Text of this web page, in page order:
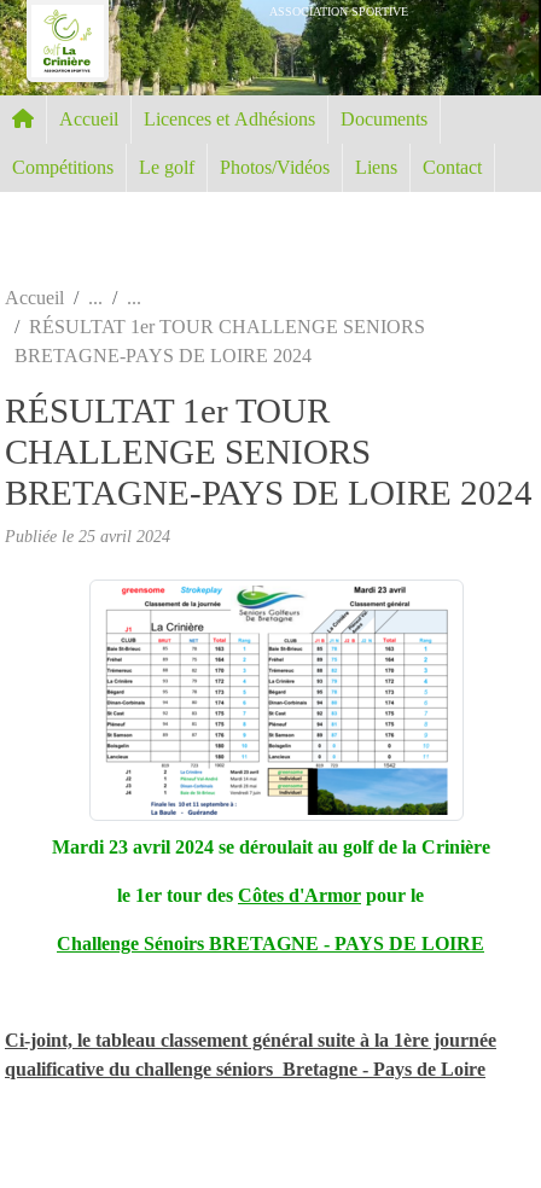
ASSOCIATION SPORTIVE
Accueil Licences et Adhésions Documents
Compétitions Le golf Photos/Vidéos Liens Contact
Accueil
RÉSULTAT 1er TOUR CHALLENGE SENIORS
BRETAGNE-PAYS DE LOIRE 2024
RÉSULTAT 1er TOUR
CHALLENGE SENIORS
BRETAGNE-PAYS DE LOIRE 2024
Publiée le 25 avril 2024
Mardi 23 avril 2024 se déroulait au golf de la Crinière
le 1er tour des Côtes d'Armor pour le
Challenge Sénoirs BRETAGNE - PAYS DE LOIRE
Ci-joint, le tableau classement général suite à la 1ère journée
qualificative du challenge séniors Bretagne - Pays de Loire
Panneau de gestion des cookies